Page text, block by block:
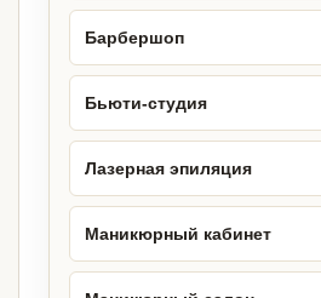
Барбершоп
Бьюти-студия
Лазерная эпиляция
Маникюрный кабинет